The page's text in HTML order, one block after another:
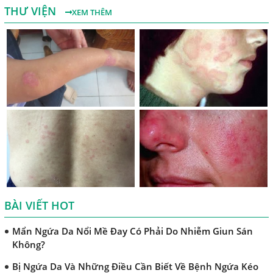
THƯ VIỆN XEM THÊM
BÀI VIẾT HOT
Nguyên Nhân Và Tác Hại Của Bệnh Giun Chỉ Bạch Huyết
Chẩn Đoán Và Điều Trị Bệnh Echinococcus
Những Điều Cần Biết Về Giun Hình Ống
Chẩn Đoán Và Điều Trị Bệnh Amip Ở Não
Bệnh Sán Chó Dấu Hiệu Nhận Biết Và Thời Gian Trị Bệnh
Sán Chó
Trị Bệnh Sán Chó Có Khỏi Bệnh Ngứa Da Không?
TRIỆU CHỨNG GIUN SÁN CHÓ MÈO
Khi Trẻ Bị Dị Ứng Da Cần Làm Xét Nghiệm Gì Tìm Nguyên
Nhân Dị Ứng Da
Điều trị bệnh sán lá gan ở đâu?
Mẩn Ngứa Da Nổi Mề Đay Có Phải Do Nhiễm Giun Sán
Không?
Bị Ngứa Da Và Những Điều Cần Biết Về Bệnh Ngứa Kéo